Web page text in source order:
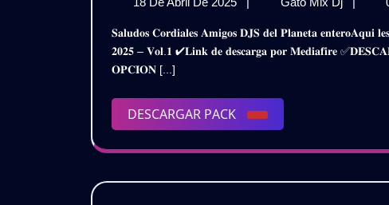
𝗣𝗔𝗖𝗞
|
Abril
De
𝗣𝗔𝗖𝗞
𝐒𝐚𝐥𝐮𝐝𝐨𝐬 𝐂𝐨𝐫𝐝𝐢𝐚𝐥𝐞𝐬 𝐀𝐦𝐢𝐠𝐨𝐬 𝐃𝐉𝐒 𝐝𝐞𝐥 𝐏𝐥𝐚𝐧𝐞𝐭𝐚 𝐞𝐧𝐭𝐞𝐫𝐨𝐀𝐪𝐮𝐢 𝐥𝐞𝐬 𝐏𝐫𝐞𝐬𝐞𝐧𝐭𝐨 𝐞𝐬𝐭𝐞 𝐌𝐞𝐠𝐚 𝐏𝐚𝐜𝐤𝐌𝐮𝐬𝐢𝐜𝐚 𝐃𝐢𝐬𝐜𝐨 𝐑𝐞𝐭𝐫𝐨 𝐄𝐱𝐭𝐞𝐧𝐝𝐞𝐝
𝟐𝟎𝟐𝟓 – 𝐕𝐨𝐥.𝟏 ✔𝐋𝐢𝐧𝐤 𝐝𝐞 𝐝𝐞𝐬𝐜𝐚𝐫𝐠𝐚 𝐩𝐨𝐫 𝐌𝐞𝐝𝐢𝐚𝐟𝐢𝐫𝐞
𝐎𝐏𝐂𝐈𝐎𝐍 [...]
DESCARGAR PACK
DESCARGAR
PACK